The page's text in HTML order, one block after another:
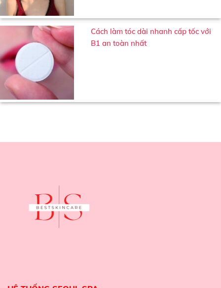
Cách làm tóc dài nhanh cấp tốc với
B1 an toàn nhất